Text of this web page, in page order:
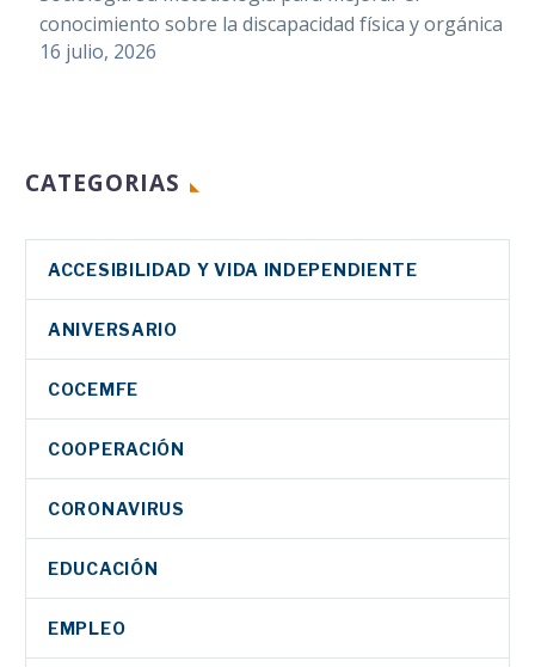
conocimiento sobre la discapacidad física y orgánica
16 julio, 2026
CATEGORIAS
ACCESIBILIDAD Y VIDA INDEPENDIENTE
ANIVERSARIO
COCEMFE
COOPERACIÓN
CORONAVIRUS
EDUCACIÓN
EMPLEO